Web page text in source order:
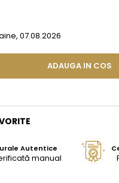
07.08.2026
ADAUGA IN COS
Autentice
manual